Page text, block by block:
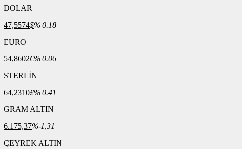
DOLAR
47,5574$% 0.18
EURO
54,8602€% 0.06
STERLİN
64,2310£% 0.41
GRAM ALTIN
6.175,37%-1,31
ÇEYREK ALTIN